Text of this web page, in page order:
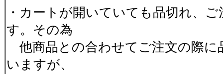
・カートが開いていても品切れ、
す。その為
他商品との合わせてご注文の際に
いますが、